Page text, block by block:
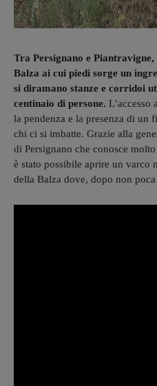
Tra Persignano e
Balza ai cui piedi sorge un
si diramano stanze e corridoi
centinaio di persone. L’accesso
la pendenza e la presenza di un
chi ci si imbatte. Grazie alla
di Persignano che conosce
è stato possibile aprire un varco
della Balza dove, dopo non